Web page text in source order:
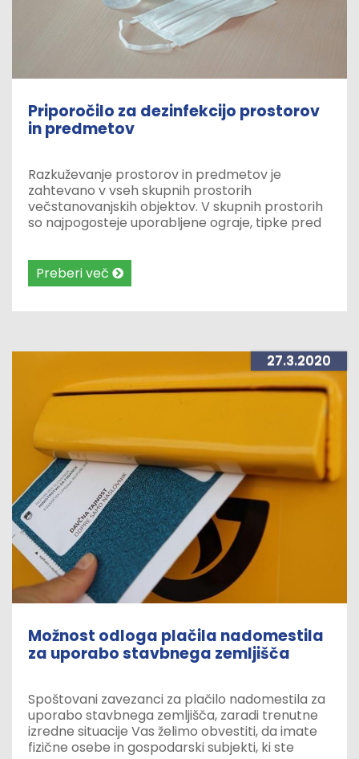
Priporočilo za dezinfekcijo prostorov
in predmetov
Razkuževanje prostorov in predmetov je
zahtevano v vseh skupnih prostorih
večstanovanjskih objektov. V skupnih prostorih
so najpogosteje uporabljene ograje, tipke pred
Preberi več
27.3.2020
Možnost odloga plačila nadomestila
za uporabo stavbnega zemljišča
Spoštovani zavezanci za plačilo nadomestila za
uporabo stavbnega zemljišča, zaradi trenutne
izredne situacije Vas želimo obvestiti, da imate
fizične osebe in gospodarski subjekti, ki ste